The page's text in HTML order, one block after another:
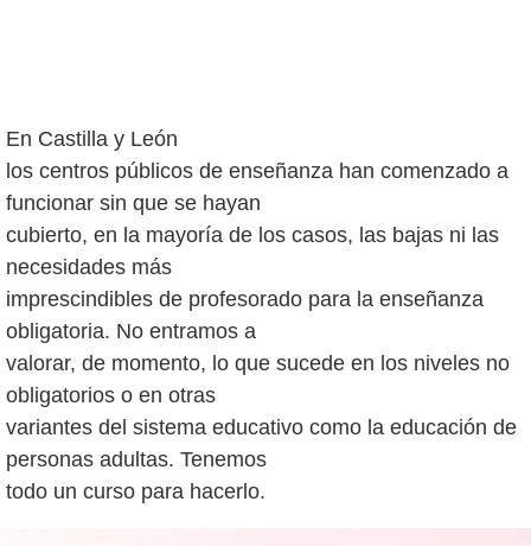
En Castilla y León
los centros públicos de enseñanza han comenzado a
funcionar sin que se hayan
cubierto, en la mayoría de los casos, las bajas ni las
necesidades más
imprescindibles de profesorado para la enseñanza
obligatoria. No entramos a
valorar, de momento, lo que sucede en los niveles no
obligatorios o en otras
variantes del sistema educativo como la educación de
personas adultas. Tenemos